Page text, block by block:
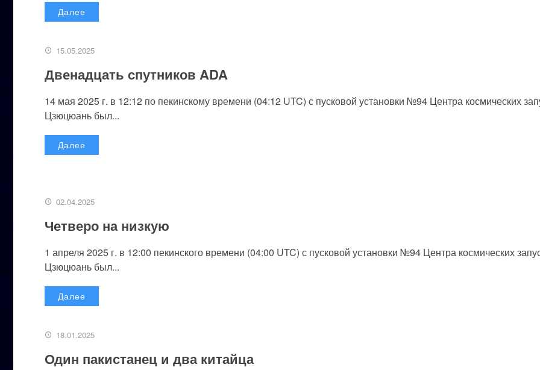
Далее
15.05.2025
Двенадцать спутников ADA
14 мая 2025 г. в 12:12 по пекинскому времени (04:12 UTC) с пусковой установки №94 Центра космических
Цзюцюань был...
Далее
02.04.2025
Четверо на низкую
1 апреля 2025 г. в 12:00 пекинского времени (04:00 UTC) с пусковой установки №94 Центра космических
Цзюцюань был...
Далее
18.01.2025
Один пакистанец и два китайца